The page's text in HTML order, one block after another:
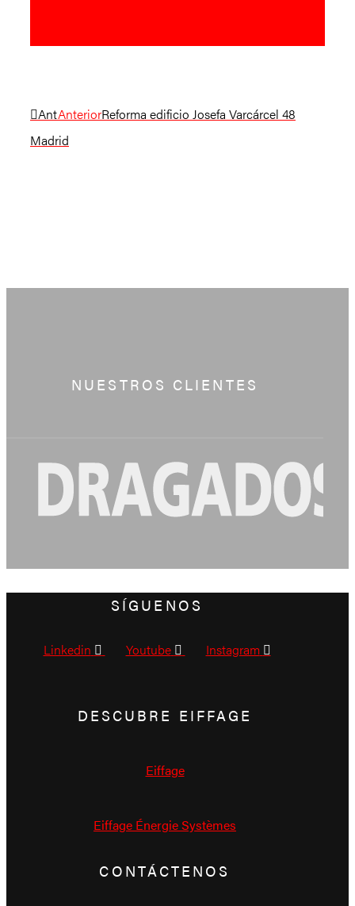
AntAnteriorReforma edificio Josefa Varcárcel 48
Madrid
NUESTROS CLIENTES
SÍGUENOS
Linkedin Youtube Instagram
DESCUBRE EIFFAGE
Eiffage
Eiffage Énergie Systèmes
CONTÁCTENOS